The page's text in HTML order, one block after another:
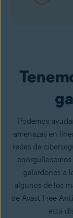
Podemos
amenazas en
redes de
galardones a
algunos de los
de Avast Free
está